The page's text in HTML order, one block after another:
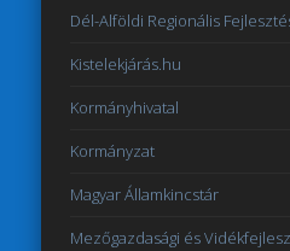
Dél-Alföldi Regionális
Kistelekjárás.hu
Kormányhivatal
Kormányzat
Magyar Államkincstár
Mezőgazdasági és